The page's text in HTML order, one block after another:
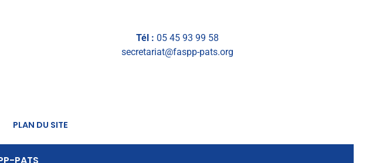
Tél : 05 45 93 99 58
secretariat@faspp-pats.org
PLAN DU SITE
PATS